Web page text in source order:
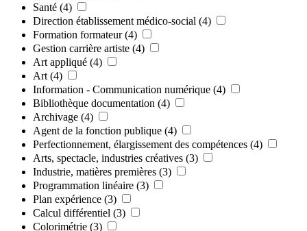
Santé (4)
Direction établissement médico-social (4)
Formation formateur (4)
Gestion carrière artiste (4)
Art appliqué (4)
Art (4)
Information - Communication numérique (4)
Bibliothèque documentation (4)
Archivage (4)
Agent de la fonction publique (4)
Perfectionnement, élargissement des compétences (4)
Arts, spectacle, industries créatives (3)
Industrie, matières premières (3)
Programmation linéaire (3)
Plan expérience (3)
Calcul différentiel (3)
Colorimétrie (3)